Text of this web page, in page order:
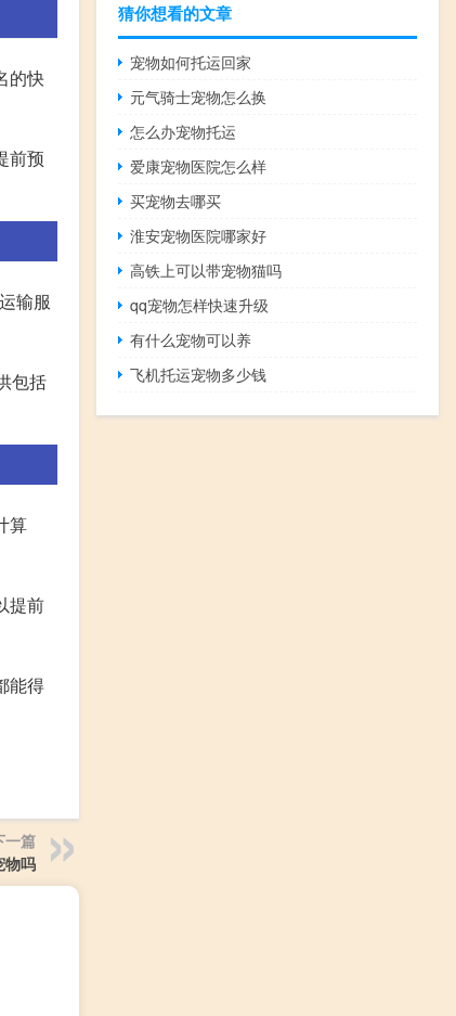
的快
前预
输服
包括
算
提前
能得
一篇
物吗
猜你想看的文章
宠物如何托运回家
元气骑士宠物怎么换
怎么办宠物托运
爱康宠物医院怎么样
买宠物去哪买
淮安宠物医院哪家好
高铁上可以带宠物猫吗
qq宠物怎样快速升级
有什么宠物可以养
飞机托运宠物多少钱